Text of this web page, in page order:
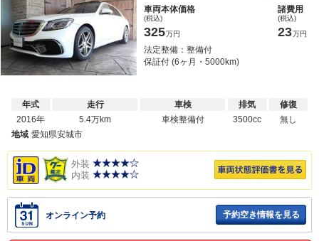
車両本体価格
(税込)
325万円
諸費用
(税込)
23万円
法定整備：整備付
保証付 (6ヶ月・5000km)
年式
2016年
走行
5.4万km
車検
車検整備付
排気
3500cc
修復
無し
地域 愛知県安城市
外装
内装
オンライン予約 予約空き情報を見る